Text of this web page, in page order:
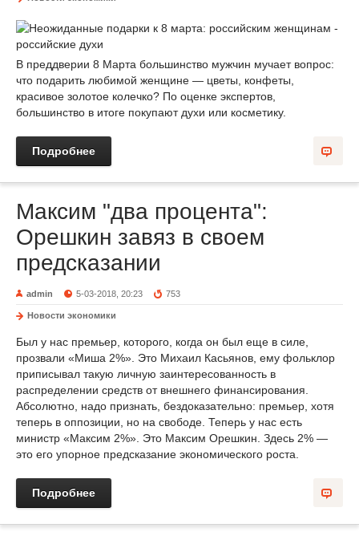
В преддверии 8 Марта большинство мужчин мучает вопрос:
что подарить любимой женщине — цветы, конфеты,
красивое золотое колечко? По оценке экспертов,
большинство в итоге покупают духи или косметику.
Подробнее
Максим "два процента":
Орешкин завяз в своем
предсказании
admin 5-03-2018, 20:23 753
Новости экономики
Был у нас премьер, которого, когда он был еще в силе,
прозвали «Миша 2%». Это Михаил Касьянов, ему фольклор
приписывал такую личную заинтересованность в
распределении средств от внешнего финансирования.
Абсолютно, надо признать, бездоказательно: премьер, хотя
теперь в оппозиции, но на свободе. Теперь у нас есть
министр «Максим 2%». Это Максим Орешкин. Здесь 2% —
это его упорное предсказание экономического роста.
Подробнее